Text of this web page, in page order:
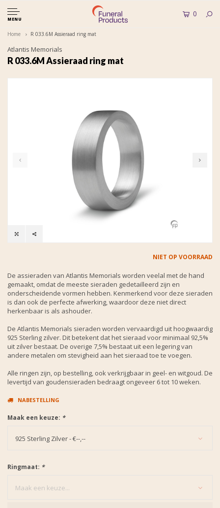
MENU
0
Home R 033.6M Assieraad ring mat
Atlantis Memorials
R 033.6M Assieraad ring mat
NIET OP VOORRAAD
De assieraden van Atlantis Memorials worden veelal met de hand
gemaakt, omdat de meeste sieraden gedetailleerd zijn en
onderscheidende vormen hebben. Kenmerkend voor deze sieraden
is dan ook de perfecte afwerking, waardoor deze niet direct
herkenbaar is als ashouder.
De Atlantis Memorials sieraden worden vervaardigd uit hoogwaardig
925 Sterling zilver. Dit betekent dat het sieraad voor minimaal 92,5%
uit zilver bestaat. De overige 7,5% bestaat uit een legering van
andere metalen om stevigheid aan het sieraad toe te voegen.
Alle ringen zijn, op bestelling, ook verkrijgbaar in geel- en witgoud. De
levertijd van goudensieraden bedraagt ongeveer 6 tot 10 weken.
NABESTELLING
Maak een keuze: *
925 Sterling Zilver - €--,--
Ringmaat: *
Maak een keuze...